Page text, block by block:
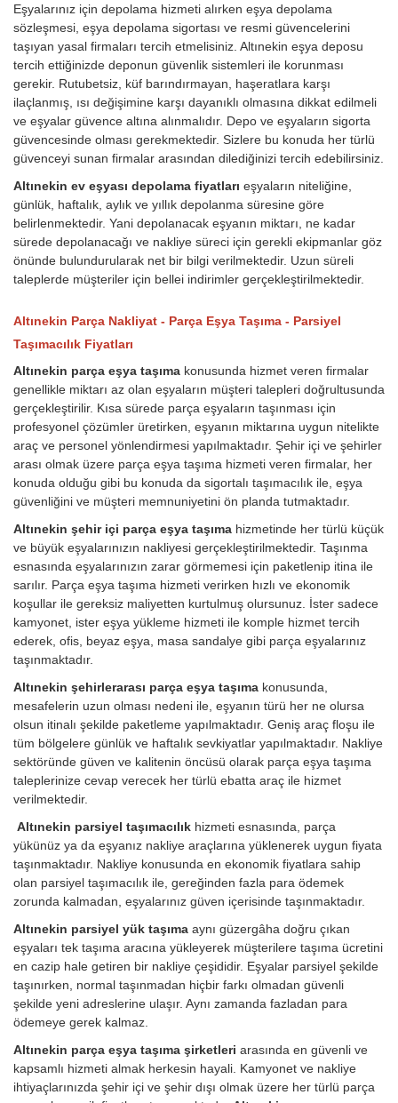
Eşyalarınız için depolama hizmeti alırken eşya depolama
sözleşmesi, eşya depolama sigortası ve resmi güvencelerini
taşıyan yasal firmaları tercih etmelisiniz. Altınekin eşya deposu
tercih ettiğinizde deponun güvenlik sistemleri ile korunması
gerekir. Rutubetsiz, küf barındırmayan, haşeratlara karşı
ilaçlanmış, ısı değişimine karşı dayanıklı olmasına dikkat edilmeli
ve eşyalar güvence altına alınmalıdır. Depo ve eşyaların sigorta
güvencesinde olması gerekmektedir. Sizlere bu konuda her türlü
güvenceyi sunan firmalar arasından dilediğinizi tercih edebilirsiniz.
Altınekin ev eşyası depolama fiyatları eşyaların niteliğine,
günlük, haftalık, aylık ve yıllık depolanma süresine göre
belirlenmektedir. Yani depolanacak eşyanın miktarı, ne kadar
sürede depolanacağı ve nakliye süreci için gerekli ekipmanlar göz
önünde bulundurularak net bir bilgi verilmektedir. Uzun süreli
taleplerde müşteriler için bellei indirimler gerçekleştirilmektedir.
Altınekin Parça Nakliyat - Parça Eşya Taşıma - Parsiyel
Taşımacılık Fiyatları
Altınekin parça eşya taşıma konusunda hizmet veren firmalar
genellikle miktarı az olan eşyaların müşteri talepleri doğrultusunda
gerçekleştirilir. Kısa sürede parça eşyaların taşınması için
profesyonel çözümler üretirken, eşyanın miktarına uygun nitelikte
araç ve personel yönlendirmesi yapılmaktadır. Şehir içi ve şehirler
arası olmak üzere parça eşya taşıma hizmeti veren firmalar, her
konuda olduğu gibi bu konuda da sigortalı taşımacılık ile, eşya
güvenliğini ve müşteri memnuniyetini ön planda tutmaktadır.
Altınekin şehir içi parça eşya taşıma hizmetinde her türlü küçük
ve büyük eşyalarınızın nakliyesi gerçekleştirilmektedir. Taşınma
esnasında eşyalarınızın zarar görmemesi için paketlenip itina ile
sarılır. Parça eşya taşıma hizmeti verirken hızlı ve ekonomik
koşullar ile gereksiz maliyetten kurtulmuş olursunuz. İster sadece
kamyonet, ister eşya yükleme hizmeti ile komple hizmet tercih
ederek, ofis, beyaz eşya, masa sandalye gibi parça eşyalarınız
taşınmaktadır.
Altınekin şehirlerarası parça eşya taşıma konusunda,
mesafelerin uzun olması nedeni ile, eşyanın türü her ne olursa
olsun itinalı şekilde paketleme yapılmaktadır. Geniş araç floşu ile
tüm bölgelere günlük ve haftalık sevkiyatlar yapılmaktadır. Nakliye
sektöründe güven ve kalitenin öncüsü olarak parça eşya taşıma
taleplerinize cevap verecek her türlü ebatta araç ile hizmet
verilmektedir.
Altınekin parsiyel taşımacılık hizmeti esnasında, parça
yükünüz ya da eşyanız nakliye araçlarına yüklenerek uygun fiyata
taşınmaktadır. Nakliye konusunda en ekonomik fiyatlara sahip
olan parsiyel taşımacılık ile, gereğinden fazla para ödemek
zorunda kalmadan, eşyalarınız güven içerisinde taşınmaktadır.
Altınekin parsiyel yük taşıma aynı güzergâha doğru çıkan
eşyaları tek taşıma aracına yükleyerek müşterilere taşıma ücretini
en cazip hale getiren bir nakliye çeşididir. Eşyalar parsiyel şekilde
taşınırken, normal taşınmadan hiçbir farkı olmadan güvenli
şekilde yeni adreslerine ulaşır. Aynı zamanda fazladan para
ödemeye gerek kalmaz.
Altınekin parça eşya taşıma şirketleri arasında en güvenli ve
kapsamlı hizmeti almak herkesin hayali. Kamyonet ve nakliye
ihtiyaçlarınızda şehir içi ve şehir dışı olmak üzere her türlü parça